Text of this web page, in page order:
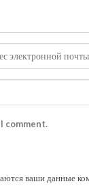
comment.
ваши данные